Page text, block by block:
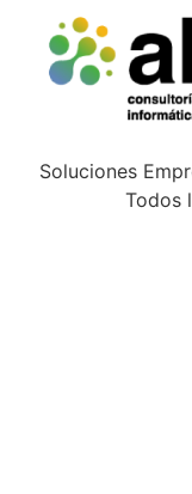
Soluciones
Todos